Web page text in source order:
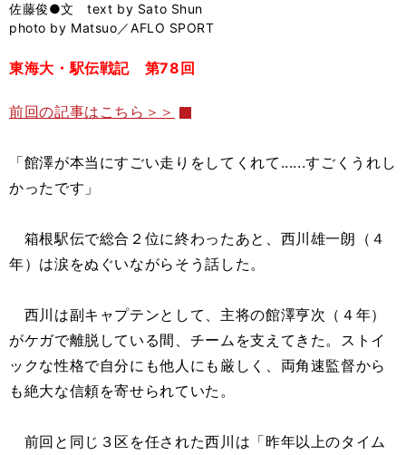
バ
佐藤俊●文 text by Sato Shun
photo by Matsuo／AFLO SPORT
東海大・駅伝戦記 第78回
前回の記事はこちら＞＞
「館澤が本当にすごい走りをしてくれて......すごくうれし
かったです」
箱根駅伝で総合２位に終わったあと、西川雄一朗（４
年）は涙をぬぐいながらそう話した。
西川は副キャプテンとして、主将の館澤亨次（４年）
がケガで離脱している間、チームを支えてきた。ストイ
ックな性格で自分にも他人にも厳しく、両角速監督から
も絶大な信頼を寄せられていた。
前回と同じ３区を任された西川は「昨年以上のタイム